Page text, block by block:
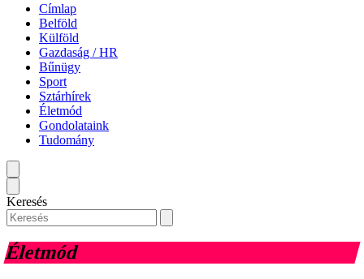
Címlap
Belföld
Külföld
Gazdaság / HR
Bűnügy
Sport
Sztárhírek
Életmód
Gondolataink
Tudomány
Keresés
Életmód